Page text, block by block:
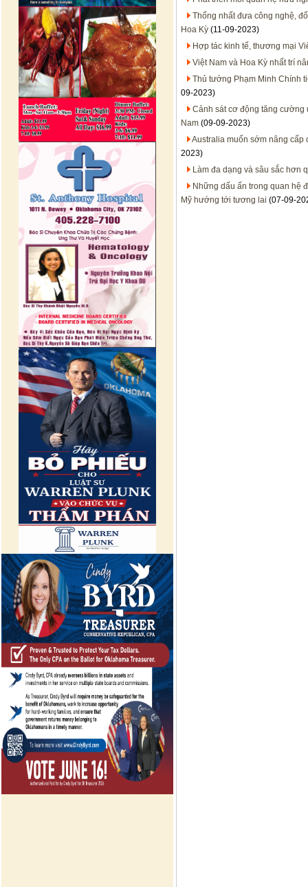
Thống nhất đưa công nghệ,
Hoa Kỳ (11-09-2023)
Hợp tác kinh tế, thương mại
Việt Nam và Hoa Kỳ nhất trí
Thủ tướng Phạm Minh Chính
09-2023)
Cảnh sát cơ động tăng cường
Nam (09-09-2023)
Australia muốn sớm nâng
2023)
Làm đa dạng và sâu sắc hơn
Những dấu ấn trong quan hệ
Mỹ hướng tới tương lai (07-09-